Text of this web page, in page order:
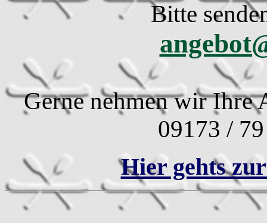
Bitte
Gerne nehmen wir Ihre
09173 /
Hier gehts